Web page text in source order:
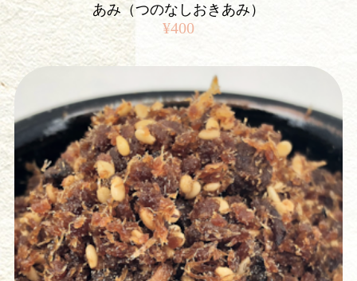
あみ（つのなしおきあみ）
¥400